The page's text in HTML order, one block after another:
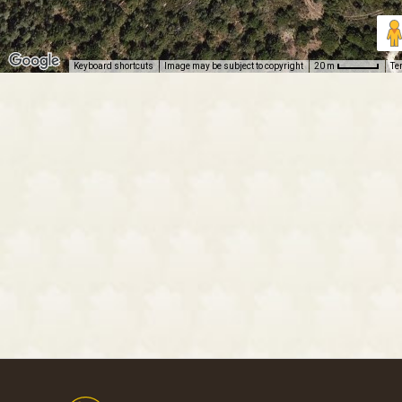
Keyboard shortcuts Image may be subject to copyright 20 m